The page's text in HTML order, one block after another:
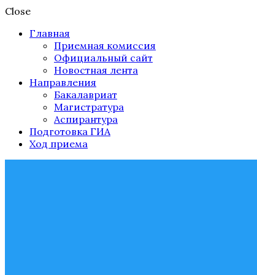
Close
Главная
Приемная комиссия
Официальный сайт
Новостная лента
Направления
Бакалавриат
Магистратура
Аспирантура
Подготовка ГИА
Ход приема